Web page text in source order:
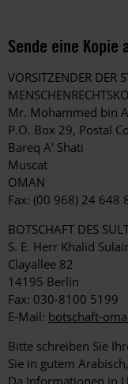
Sende eine Kopie
VORSITZENDER DER
Mr. Mohammed bin
P.O. Box 29, Postal
Bareq A' Shati
Muscat
OMAN
Fax: (00 968) 24 648
BOTSCHAFT DES
S. E. Herr Khalid
Clayallee 82
14195 Berlin
Fax: 030-8100 5199
E-Mail: botschaft-
Bitte schreiben Sie
Sie in gutem